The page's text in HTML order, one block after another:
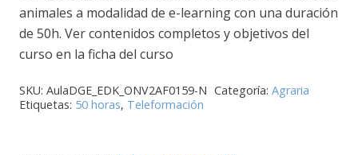
animales a modalidad de e-learning con una duración
de 50h. Ver contenidos completos y objetivos del
curso en la ficha del curso
SKU: AulaDGE_EDK_ONV2AF0159-N Categoría: Agraria
Etiquetas: 50 horas, Teleformación